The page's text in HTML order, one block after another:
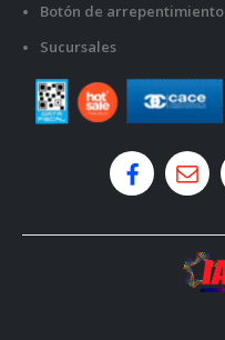
Botón de arrepentimiento
Sucursales